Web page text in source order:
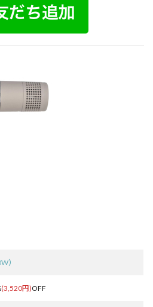
）
(3,520円)OFF
スロウカラー
の美容室
カット
アケア
お知らせ